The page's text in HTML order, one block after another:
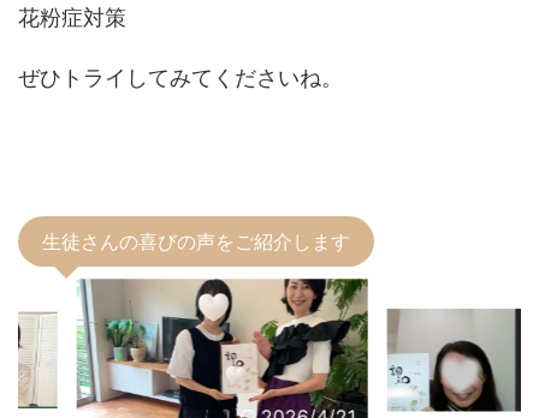
花粉症対策
ぜひトライしてみてくださいね。
生徒さんの喜びの声をご紹介します